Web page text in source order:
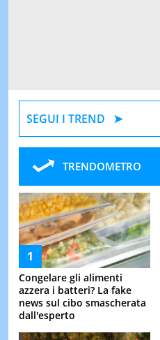
SEGUI I TREND
TRENDOMETRO
Congelare gli alimenti
azzera i batteri? La fake
news sul cibo smascherata
dall'esperto